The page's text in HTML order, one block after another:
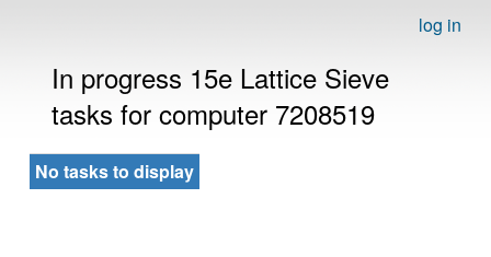
log in
In progress 15e Lattice Sieve
tasks for computer 7208519
No tasks to display